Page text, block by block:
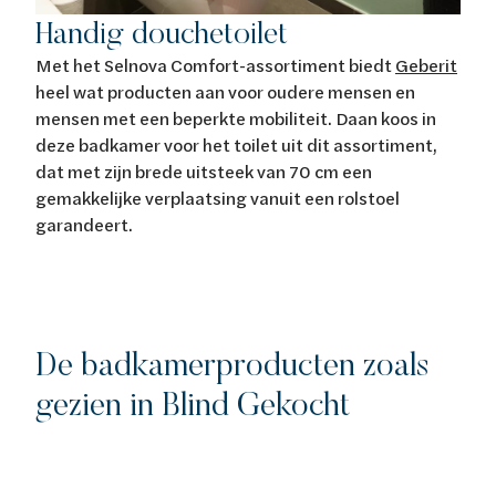
Handig douchetoilet
Met het Selnova Comfort-assortiment biedt Geberit
heel wat producten aan voor oudere mensen en
mensen met een beperkte mobiliteit. Daan koos in
deze badkamer voor het toilet uit dit assortiment,
dat met zijn brede uitsteek van 70 cm een
gemakkelijke verplaatsing vanuit een rolstoel
garandeert.
De badkamerproducten zoals
gezien in Blind Gekocht